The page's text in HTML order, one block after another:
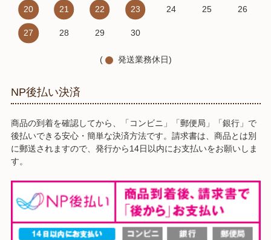
20 21 22 23 24 25 26
27 28 29 30
( 発送業務休日)
NP後払い決済
商品の到着を確認してから、「コンビニ」「郵便局」「銀行」で
後払いできる安心・簡単な決済方法です。請求書は、商品とは別
に郵送されますので、発行から14日以内にお支払いをお願いしま
す。